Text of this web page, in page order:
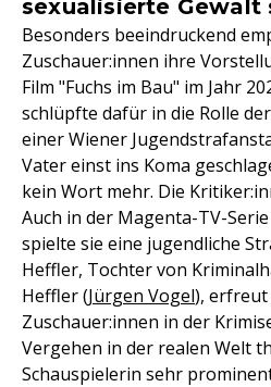
sexualisierte Gewalt
Besonders beeindruckend
Zuschauer:innen ihre
Film "Fuchs im Bau" im Jahr
schlüpfte dafür in die Rolle
einer Wiener
Vater einst ins Koma
kein Wort mehr. Die
Auch in der Magenta-TV-
spielte sie eine jugendliche
Heffler, Tochter von
Heffler (Jürgen Vogel), erfreut
Zuschauer:innen in der
Vergehen in der realen Welt
Schauspielerin sehr